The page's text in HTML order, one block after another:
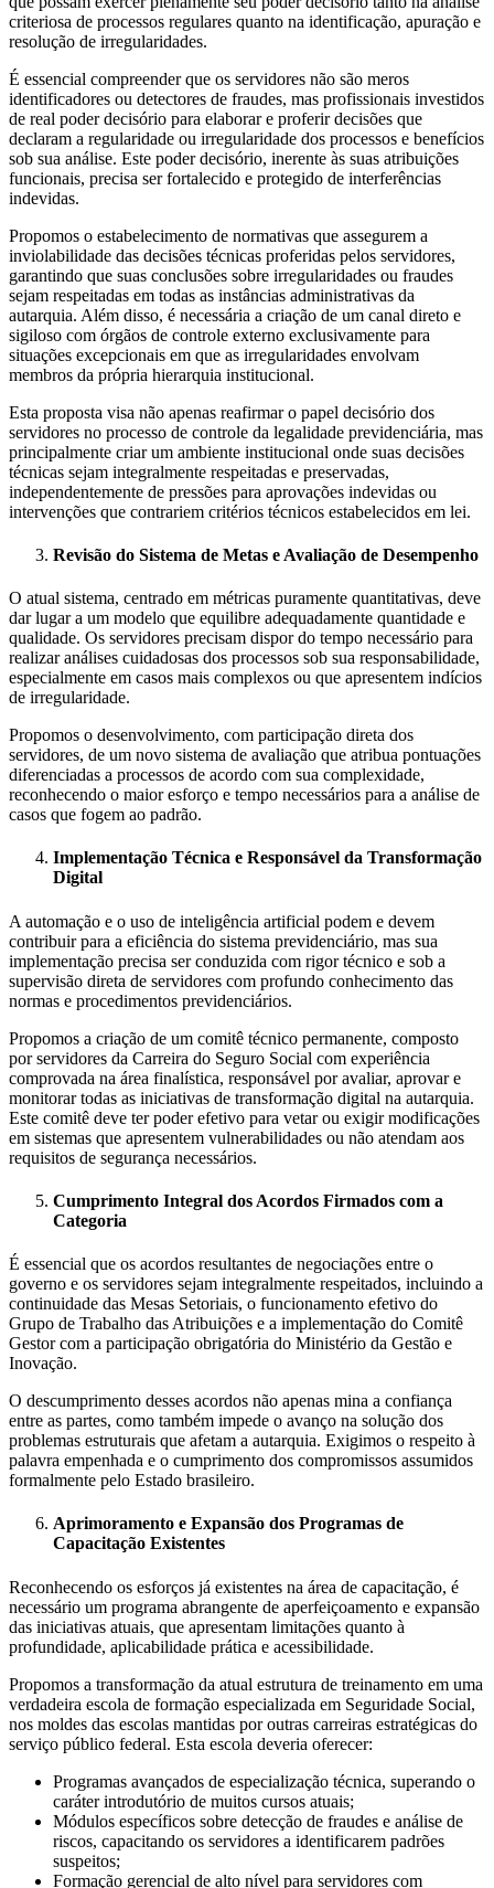
criteriosa de processos regulares quanto na identificação, apuração e
resolução de irregularidades.
É essencial compreender que os servidores não são meros
identificadores ou detectores de fraudes, mas profissionais investidos
de real poder decisório para elaborar e proferir decisões que
declaram a regularidade ou irregularidade dos processos e benefícios
sob sua análise. Este poder decisório, inerente às suas atribuições
funcionais, precisa ser fortalecido e protegido de interferências
indevidas.
Propomos o estabelecimento de normativas que assegurem a
inviolabilidade das decisões técnicas proferidas pelos servidores,
garantindo que suas conclusões sobre irregularidades ou fraudes
sejam respeitadas em todas as instâncias administrativas da
autarquia. Além disso, é necessária a criação de um canal direto e
sigiloso com órgãos de controle externo exclusivamente para
situações excepcionais em que as irregularidades envolvam
membros da própria hierarquia institucional.
Esta proposta visa não apenas reafirmar o papel decisório dos
servidores no processo de controle da legalidade previdenciária, mas
principalmente criar um ambiente institucional onde suas decisões
técnicas sejam integralmente respeitadas e preservadas,
independentemente de pressões para aprovações indevidas ou
intervenções que contrariem critérios técnicos estabelecidos em lei.
Revisão do Sistema de Metas e Avaliação de Desempenho
O atual sistema, centrado em métricas puramente quantitativas, deve
dar lugar a um modelo que equilibre adequadamente quantidade e
qualidade. Os servidores precisam dispor do tempo necessário para
realizar análises cuidadosas dos processos sob sua responsabilidade,
especialmente em casos mais complexos ou que apresentem indícios
de irregularidade.
Propomos o desenvolvimento, com participação direta dos
servidores, de um novo sistema de avaliação que atribua pontuações
diferenciadas a processos de acordo com sua complexidade,
reconhecendo o maior esforço e tempo necessários para a análise de
casos que fogem ao padrão.
Implementação Técnica e Responsável da Transformação
Digital
A automação e o uso de inteligência artificial podem e devem
contribuir para a eficiência do sistema previdenciário, mas sua
implementação precisa ser conduzida com rigor técnico e sob a
supervisão direta de servidores com profundo conhecimento das
normas e procedimentos previdenciários.
Propomos a criação de um comitê técnico permanente, composto
por servidores da Carreira do Seguro Social com experiência
comprovada na área finalística, responsável por avaliar, aprovar e
monitorar todas as iniciativas de transformação digital na autarquia.
Este comitê deve ter poder efetivo para vetar ou exigir modificações
em sistemas que apresentem vulnerabilidades ou não atendam aos
requisitos de segurança necessários.
Cumprimento Integral dos Acordos Firmados com a
Categoria
É essencial que os acordos resultantes de negociações entre o
governo e os servidores sejam integralmente respeitados, incluindo a
continuidade das Mesas Setoriais, o funcionamento efetivo do
Grupo de Trabalho das Atribuições e a implementação do Comitê
Gestor com a participação obrigatória do Ministério da Gestão e
Inovação.
O descumprimento desses acordos não apenas mina a confiança
entre as partes, como também impede o avanço na solução dos
problemas estruturais que afetam a autarquia. Exigimos o respeito à
palavra empenhada e o cumprimento dos compromissos assumidos
formalmente pelo Estado brasileiro.
Aprimoramento e Expansão dos Programas de
Capacitação Existentes
Reconhecendo os esforços já existentes na área de capacitação, é
necessário um programa abrangente de aperfeiçoamento e expansão
das iniciativas atuais, que apresentam limitações quanto à
profundidade, aplicabilidade prática e acessibilidade.
Propomos a transformação da atual estrutura de treinamento em uma
verdadeira escola de formação especializada em Seguridade Social,
nos moldes das escolas mantidas por outras carreiras estratégicas do
serviço público federal. Esta escola deveria oferecer:
Programas avançados de especialização técnica, superando o
caráter introdutório de muitos cursos atuais;
Módulos específicos sobre detecção de fraudes e análise de
riscos, capacitando os servidores a identificarem padrões
suspeitos;
Formação gerencial de alto nível para servidores com